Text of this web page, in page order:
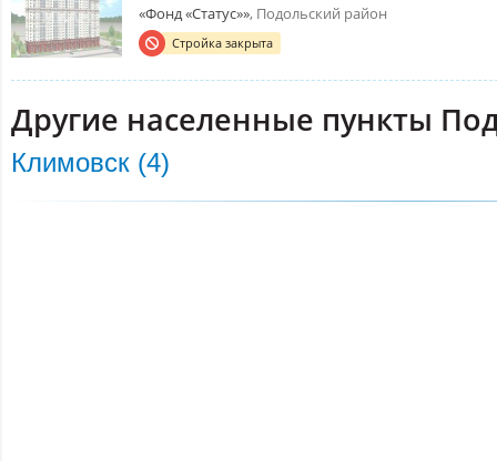
«Фонд «Статус»», Подольский район
Стройка закрыта
Другие населенные пункты
Климовск (4)